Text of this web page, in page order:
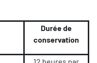
Durée de
conservation